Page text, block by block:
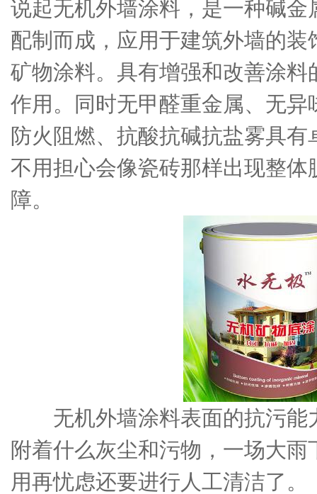
说起无机外墙涂料，是一种碱
配制而成，应用于建筑外墙的
矿物涂料。具有增强和改善涂
作用。同时无甲醛重金属、无
防火阻燃、抗酸抗碱抗盐雾具
不用担心会像瓷砖那样出现整
障。
无机外墙涂料表面的抗污能
附着什么灰尘和污物，一场大
用再忧虑还要进行人工清洁了。